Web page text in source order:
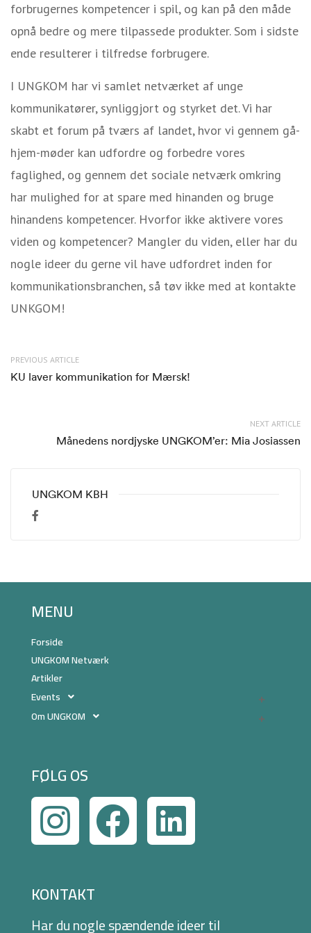
forbrugernes kompetencer i spil, og kan på den måde
opnå bedre og mere tilpassede produkter. Som i sidste
ende resulterer i tilfredse forbrugere.
I UNGKOM har vi samlet netværket af unge
kommunikatører, synliggjort og styrket det. Vi har
skabt et forum på tværs af landet, hvor vi gennem gå-
hjem-møder kan udfordre og forbedre vores
faglighed, og gennem det sociale netværk omkring
har mulighed for at spare med hinanden og bruge
hinandens kompetencer. Hvorfor ikke aktivere vores
viden og kompetencer? Mangler du viden, eller har du
nogle ideer du gerne vil have udfordret inden for
kommunikationsbranchen, så tøv ikke med at kontakte
UNKGOM!
PREVIOUS ARTICLE
KU laver kommunikation for Mærsk!
NEXT ARTICLE
Månedens nordjyske UNGKOM’er: Mia Josiassen
UNGKOM KBH
MENU
Forside
UNGKOM Netværk
Artikler
Events
Om UNGKOM
FØLG OS
KONTAKT
Har du nogle spændende ideer til